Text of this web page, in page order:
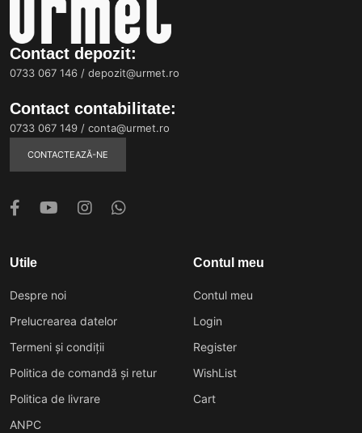
Contact depozit:
0733 067 146 / depozit@urmet.ro
Contact contabilitate:
0733 067 149 / conta@urmet.ro
CONTACTEAZĂ-NE
Utile
Despre noi
Prelucrearea datelor
Termeni și condiții
Politica de comandă și retur
Politica de livrare
ANPC
Contul meu
Contul meu
Login
Register
WishList
Cart